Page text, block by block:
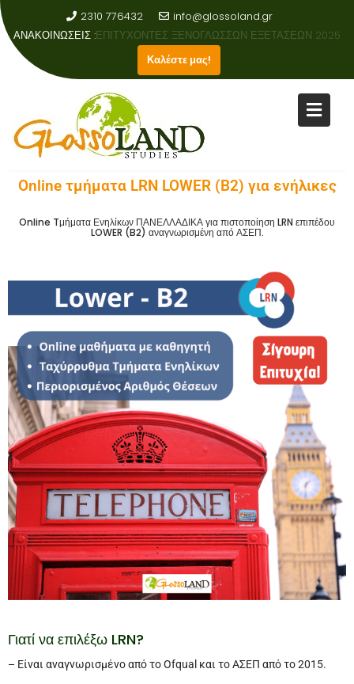
2310 776432
info@glossoland.gr
ΑΝΑΚΟΙΝΩΣΕΙΣ :
ΑΠΟΤΕΛΕΣΜΑΤΑ ΕΞΕΤΑΣΕΩΝ ΑΓΓΛΙΚΗΣ ΓΛΩΣΣΑΣ 2023-2024
Καλέστε μας!
Online τμήματα LRN LOWER (B2) για ενήλικες
Online Tμήματα Ενηλίκων ΠΑΝΕΛΛΑΔΙΚΑ για πιστοποίηση LRN επιπέδου
LOWER (B2) αναγνωρισμένη από ΑΣΕΠ.
Γιατί να επιλέξω LRN?
– Είναι αναγνωρισμένο από το Ofqual και το ΑΣΕΠ από το 2015.